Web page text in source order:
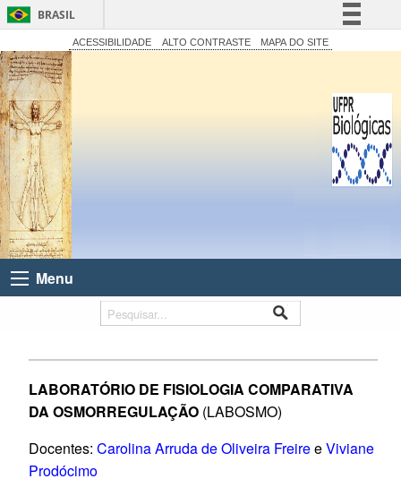
BRASIL
Simplifique!
Acesso à informação
ACESSIBILIDADE ALTO CONTRASTE MAPA DO SITE
Menu
LABORATÓRIO DE FISIOLOGIA COMPARATIVA
DA OSMORREGULAÇÃO (LABOSMO)
Docentes:Carolina Arruda de Oliveira FreireeViviane
Prodócimo